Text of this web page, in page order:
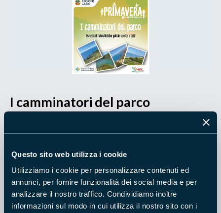
Questo sito web utilizza i cookie
Utilizziamo i cookie per personalizzare contenuti ed
annunci, per fornire funzionalità dei social media e per
analizzare il nostro traffico. Condividiamo inoltre
informazioni sul modo in cui utilizza il nostro sito con i
I camminatori del parco
guidate di primavera: quattro appuntamenti per respirare e
Sabato 11 aprile, ore 10:00 - Monte Orlando
(Gaeta). Info: Giancarlo Pagliaroli tel. 339
2217202
Domenica 19 aprile, ore 15:30 - Gianola di Formia.